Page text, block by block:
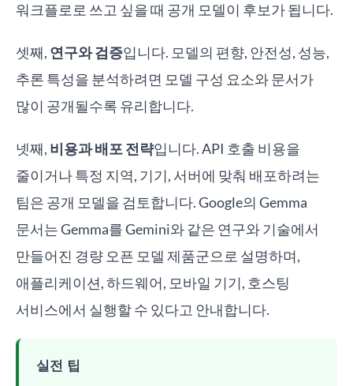
워크플로로 쓰고 싶을 때 공개 모델이 후보가 됩니다.
셋째, 연구와 검증입니다. 모델의 편향, 안전성, 성능,
추론 특성을 분석하려면 모델 구성 요소와 문서가
많이 공개될수록 유리합니다.
넷째, 비용과 배포 전략입니다. API 호출 비용을
줄이거나 특정 지역, 기기, 서버에 맞춰 배포하려는
팀은 공개 모델을 검토합니다. Google의 Gemma
문서는 Gemma를 Gemini와 같은 연구와 기술에서
만들어진 경량 오픈 모델 제품군으로 설명하며,
애플리케이션, 하드웨어, 모바일 기기, 호스팅
서비스에서 실행할 수 있다고 안내합니다.
실전 팁